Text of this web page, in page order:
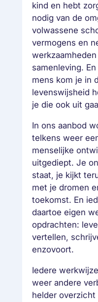
kind en hebt
nodig van de
volwassene
vermogens en
samenleving.
mens kom je in
levenswijsheid
je die ook uit
In ons aanbod
telkens weer
menselijke
uitgediept. Je
staat, je kijkt
met je dromen
toekomst. En
daartoe eigen
opdrachten:
vertellen,
enzovoort.
Iedere
weer andere
helder